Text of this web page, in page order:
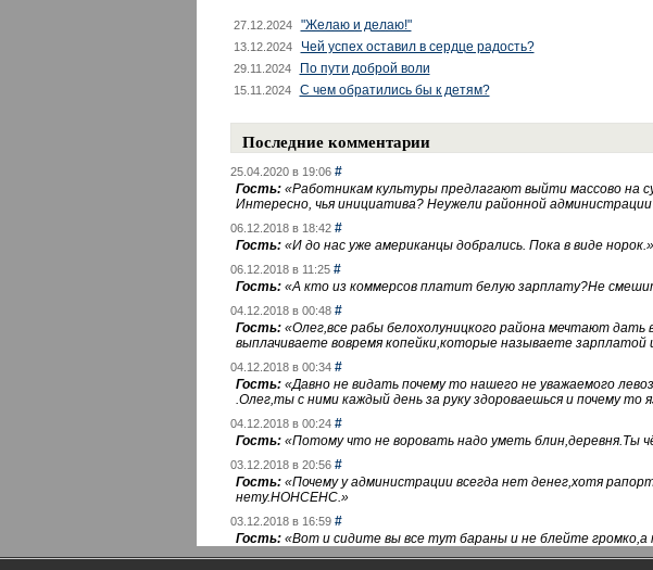
27.12.2024 "Желаю и делаю!"
13.12.2024 Чей успех оставил в сердце радость?
29.11.2024 По пути доброй воли
15.11.2024 С чем обратились бы к детям?
Последние комментарии
25.04.2020 в 19:06 #
Гость: «Работникам культуры предлагают выйти массово на
Интересно, чья инициатива? Неужели районной
06.12.2018 в 18:42 #
Гость: «И до нас уже американцы добрались. Пока в виде норок.»
06.12.2018 в 11:25 #
Гость: «А кто из коммерсов платит белую зарплату?Не
04.12.2018 в 00:48 #
Гость: «Олег,все рабы белохолуницкого района мечтают
выплачиваете вовремя копейки,которые называете
04.12.2018 в 00:34 #
Гость: «Давно не видать почему то нашего не уважаемого
.Олег,ты с ними каждый день за руку здороваешься и почему то
04.12.2018 в 00:24 #
Гость: «Потому что не воровать надо уметь блин,деревня.Ты
03.12.2018 в 20:56 #
Гость: «Почему у администрации всегда нет денег,хотя
нету.НОНСЕНС.»
03.12.2018 в 16:59 #
Гость: «Вот и сидите вы все тут бараны и не блейте громко,а